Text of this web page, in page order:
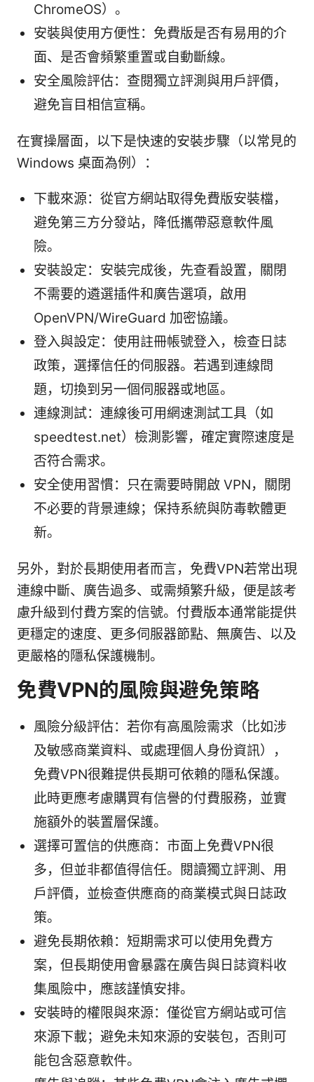
ChromeOS）。
安裝與使用方便性：免費版是否有易用的介
面、是否會頻繁重置或自動斷線。
安全風險評估：查閱獨立評測與用戶評價，
避免盲目相信宣稱。
在實操層面，以下是快速的安裝步驟（以常見的
Windows 桌面為例）：
下載來源：從官方網站取得免費版安裝檔，
避免第三方分發站，降低攜帶惡意軟件風
險。
安裝設定：安裝完成後，先查看設置，關閉
不需要的遴選插件和廣告選項，啟用
OpenVPN/WireGuard 加密協議。
登入與設定：使用註冊帳號登入，檢查日誌
政策，選擇信任的伺服器。若遇到連線問
題，切換到另一個伺服器或地區。
連線測試：連線後可用網速測試工具（如
speedtest.net）檢測影響，確定實際速度是
否符合需求。
安全使用習慣：只在需要時開啟 VPN，關閉
不必要的背景連線；保持系統與防毒軟體更
新。
另外，對於長期使用者而言，免費VPN若常出現
連線中斷、廣告過多、或需頻繁升級，便是該考
慮升級到付費方案的信號。付費版本通常能提供
更穩定的速度、更多伺服器節點、無廣告、以及
更嚴格的隱私保護機制。
免費VPN的風險與避免策略
風險分級評估：若你有高風險需求（比如涉
及敏感商業資料、或處理個人身份資訊），
免費VPN很難提供長期可依賴的隱私保護。
此時更應考慮購買有信譽的付費服務，並實
施額外的裝置層保護。
選擇可置信的供應商：市面上免費VPN很
多，但並非都值得信任。閱讀獨立評測、用
戶評價，並檢查供應商的商業模式與日誌政
策。
避免長期依賴：短期需求可以使用免費方
案，但長期使用會暴露在廣告與日誌資料收
集風險中，應該謹慎安排。
安裝時的權限與來源：僅從官方網站或可信
來源下載；避免未知來源的安裝包，否則可
能包含惡意軟件。